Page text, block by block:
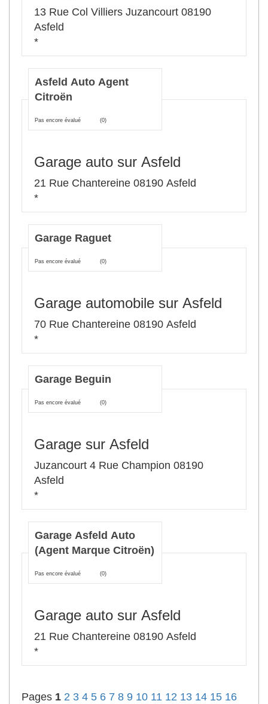
13 Rue Col Villiers Juzancourt 08190
Asfeld
*
Asfeld Auto Agent
Citroën
Pas encore évalué (0)
Garage auto sur Asfeld
21 Rue Chantereine 08190 Asfeld
*
Garage Raguet
Pas encore évalué (0)
Garage automobile sur Asfeld
70 Rue Chantereine 08190 Asfeld
*
Garage Beguin
Pas encore évalué (0)
Garage sur Asfeld
Juzancourt 4 Rue Champion 08190
Asfeld
*
Garage Asfeld Auto
(Agent Marque Citroën)
Pas encore évalué (0)
Garage auto sur Asfeld
21 Rue Chantereine 08190 Asfeld
*
Pages 1 2 3 4 5 6 7 8 9 10 11 12 13 14 15 16